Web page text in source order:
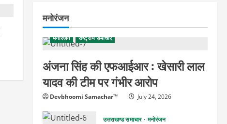
मनोरंजन
मनोरंजन राष्ट्रीय समाचार
अंजना सिंह की एफआईआर : खेसारी लाल
यादव की टीम पर गंभीर आरोप
Devbhoomi Samachar™ July 24, 2026
उत्तराखण्ड समाचार मनोरंजन